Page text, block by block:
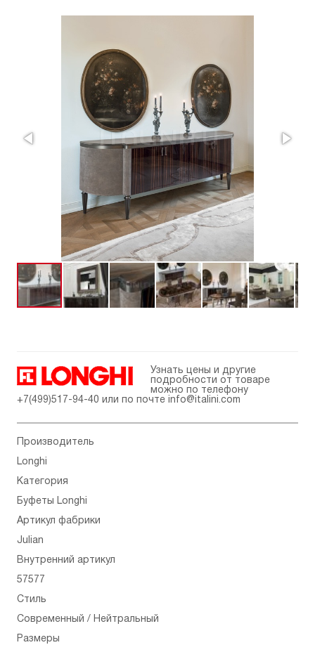
Узнать цены и другие
подробности от товаре
можно по телефону
+7(499)517-94-40 или по почте info@italini.com
Производитель
Longhi
Категория
Буфеты Longhi
Артикул фабрики
Julian
Внутренний артикул
57577
Стиль
Современный / Нейтральный
Размеры